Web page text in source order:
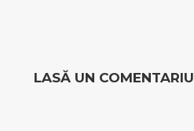
LASĂ UN COMENTARIU